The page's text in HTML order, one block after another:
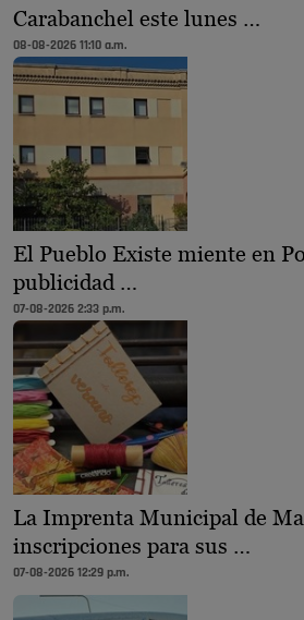
Carabanchel este lunes …
08-08-2026 11:10 a.m.
El Pueblo Existe miente en
publicidad …
07-08-2026 2:33 p.m.
La Imprenta Municipal de
inscripciones para sus …
07-08-2026 12:29 p.m.